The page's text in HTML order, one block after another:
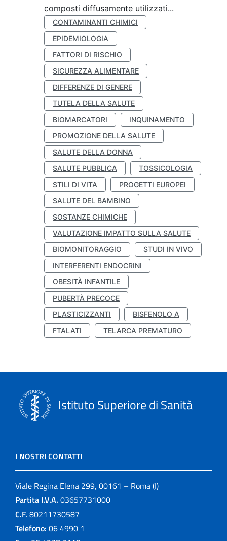
composti diffusamente utilizzati...
CONTAMINANTI CHIMICI
EPIDEMIOLOGIA
FATTORI DI RISCHIO
SICUREZZA ALIMENTARE
DIFFERENZE DI GENERE
TUTELA DELLA SALUTE
BIOMARCATORI
INQUINAMENTO
PROMOZIONE DELLA SALUTE
SALUTE DELLA DONNA
SALUTE PUBBLICA
TOSSICOLOGIA
STILI DI VITA
PROGETTI EUROPEI
SALUTE DEL BAMBINO
SOSTANZE CHIMICHE
VALUTAZIONE IMPATTO SULLA SALUTE
BIOMONITORAGGIO
STUDI IN VIVO
INTERFERENTI ENDOCRINI
OBESITÀ INFANTILE
PUBERTÀ PRECOCE
PLASTICIZZANTI
BISFENOLO A
FTALATI
TELARCA PREMATURO
Istituto Superiore di Sanità
I NOSTRI CONTATTI
Viale Regina Elena 299, 00161 – Roma (I)
Partita I.V.A. 03657731000
C.F. 80211730587
Telefono: 06 4990 1